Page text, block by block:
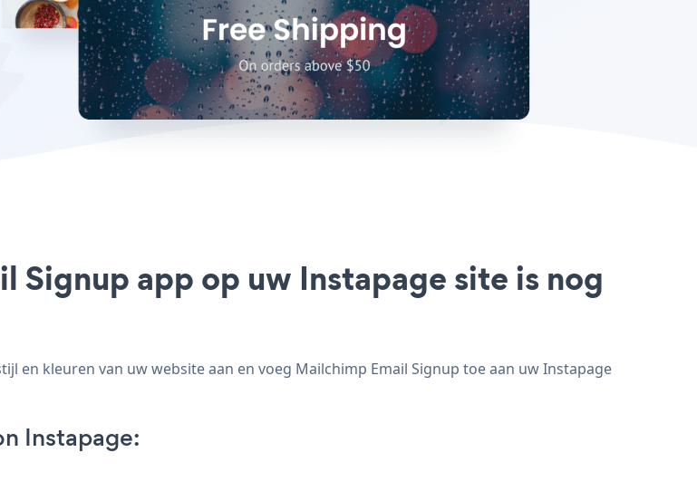
Signup app op uw Instapage site is nog
en kleuren van uw website aan en voeg Mailchimp Email Signup toe aan uw Instapage
Instapage: